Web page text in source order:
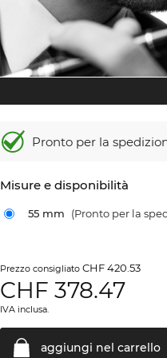
Pronto per la
Misure e disponibilità
55 mm (Pronto per la
Prezzo consigliatoCHF 420.53
CHF378.47
IVA inclusa.
aggiungi nel carrello